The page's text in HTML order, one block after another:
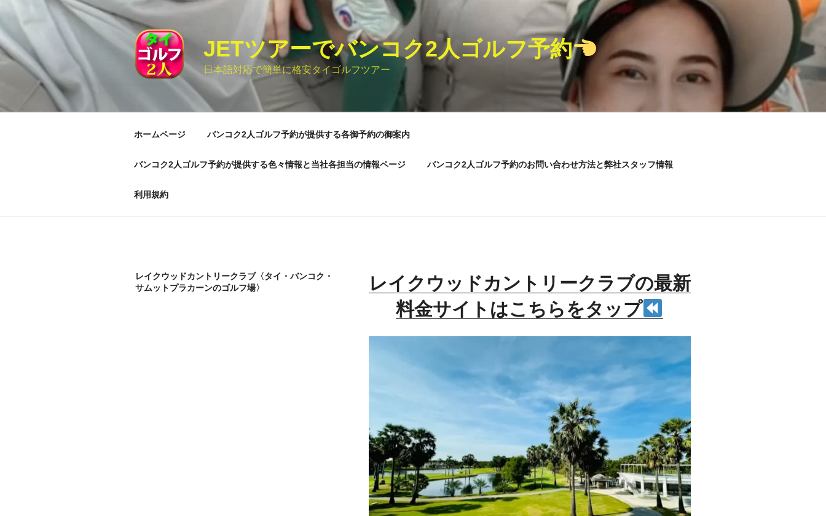
テ
ン
ツ
キ
JETツアーでバンコク2人ゴルフ予約
日本語対応で簡単に格安タイゴルフツアー
ホームページ バンコク2人ゴルフ予約が提供する各御予約の御案内
バンコク2人ゴルフ予約が提供する色々情報と当社各担当の情報ページ バンコク2人ゴルフ予約のお問い合わせ方法と弊社スタッフ情報
利用規約
レイクウッドカントリークラブ〈タイ・バンコク・
サムットプラカーンのゴルフ場〉
レイクウッドカントリークラブの最新
料金サイトはこちらをタップ